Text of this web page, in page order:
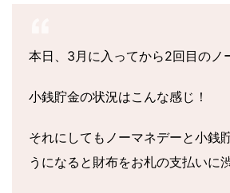
本日、3月に入ってから2回目のノ
小銭貯金の状況はこんな感じ！
それにしてもノーマネデーと小銭
うになると財布をお札の支払いに